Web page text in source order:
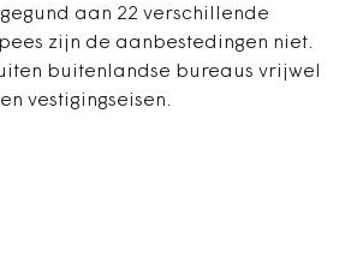
aan 22 verschillende
zijn de aanbestedingen niet.
buitenlandse bureaus vrijwel
vestigingseisen.